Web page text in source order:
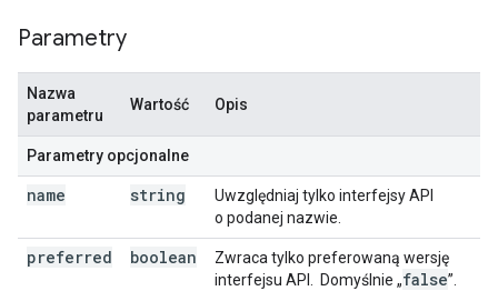
Parametry
Nazwa
parametru
Wartość Opis
Parametry opcjonalne
name string
Uwzględniaj tylko interfejsy API
o podanej nazwie.
preferred boolean
Zwraca tylko preferowaną wersję
interfejsu API.
Domyślnie „false”.